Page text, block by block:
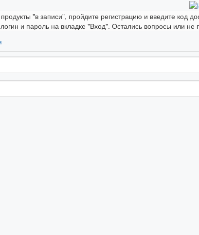
"в записи", пройдите регистрацию и введите код
и пароль на вкладке "Вход". Остались вопросы или